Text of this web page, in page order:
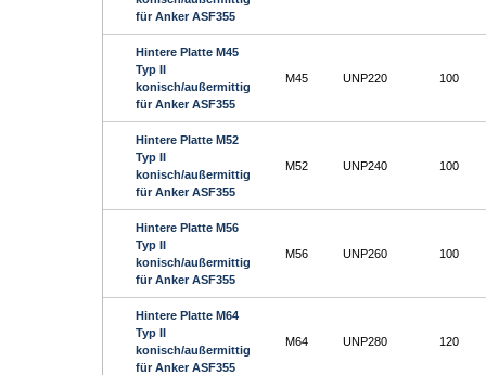
für Anker ASF355
Hintere Platte M45
Typ II
konisch/außermittig
für Anker ASF355
M45 UNP220 100
Hintere Platte M52
Typ II
konisch/außermittig
für Anker ASF355
M52 UNP240 100
Hintere Platte M56
Typ II
konisch/außermittig
für Anker ASF355
M56 UNP260 100
Hintere Platte M64
Typ II
konisch/außermittig
für Anker ASF355
M64 UNP280 120